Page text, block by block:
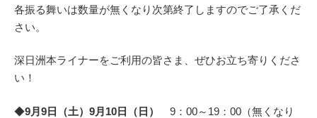
各振る舞いは数量が無くなり次第終了しますのでご了承くだ
さい。
深日洲本ライナーをご利用の皆さま、ぜひお立ち寄りくださ
い！
◆9月9日（土）9月10日（日）
9：00～19：00（無くなり